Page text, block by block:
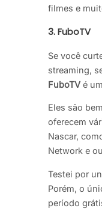
filmes e
3. FuboTV
Se você
streaming,
FuboTV é
Eles são
oferecem
Nascar,
Network e
Testei por
Porém, o
período